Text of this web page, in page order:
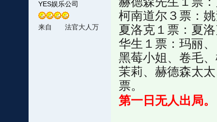
YES娱乐公司
来自
法官大人万
柯南道尔３票：
夏洛克１票：夏
华生１票：玛丽、
黑莓小姐、卷毛
茉莉、赫德森太
票。
第一日无人出局。